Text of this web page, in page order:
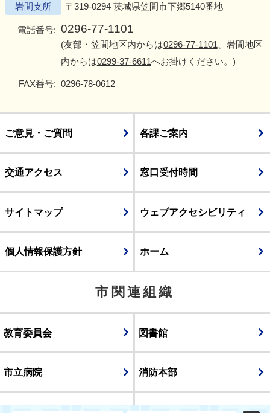
岩間支所 〒319-0294 茨城県笠間市下郷5140番地
電話番号: 0296-77-1101
(友部・笠間地区内からは0296-77-1101 、岩間地区
内からは0299-37-6611へお掛けください。)
FAX番号: 0296-78-0612
ご意見・ご質問 各課ご案内
交通アクセス 窓口受付時間
サイトマップ ウェブアクセシビリティ
個人情報保護方針 ホーム
市関連組織
教育委員会 図書館
市立病院 消防本部